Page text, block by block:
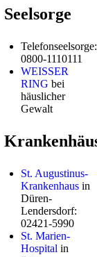
Seelsorge
Telefonseelsorge:
0800-1110111
WEISSER
RING bei
häuslicher
Gewalt
St. Augustinus-
Krankenhausin
Düren-
Lendersdorf:
02421-5990
St. Marien-
Hospital in